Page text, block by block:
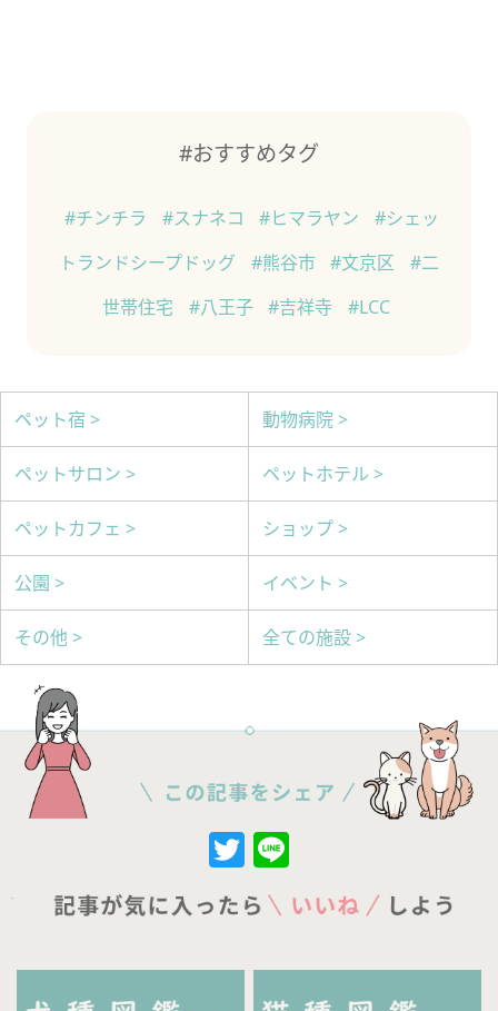
#おすすめタグ
#チンチラ #スナネコ #ヒマラヤン
#シェッ
トランドシープドッグ
#熊谷市 #文京区
#二
世帯住宅
#八王子 #吉祥寺 #LCC
ペット宿 > 動物病院 >
ペットサロン > ペットホテル >
ペットカフェ > ショップ >
公園 > イベント >
その他 > 全ての施設 >
Twitter